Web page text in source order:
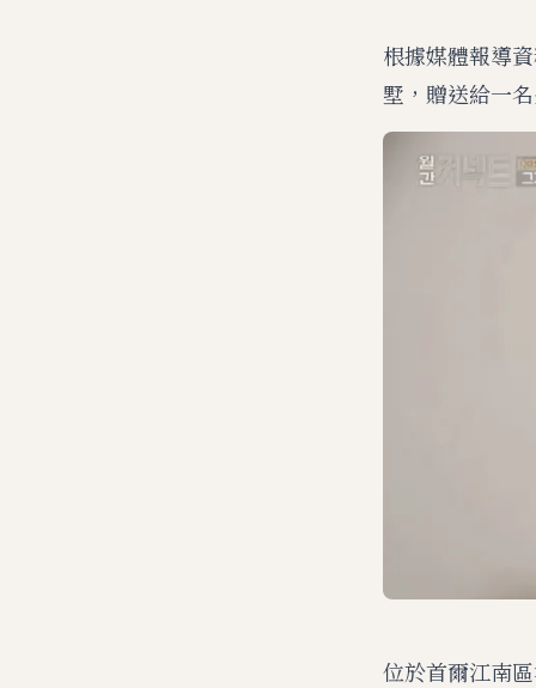
根據媒體報導
墅，贈送給一
位於首爾江南